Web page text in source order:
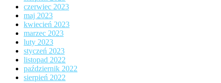
czerwiec 2023
maj 2023
kwiecień 2023
marzec 2023
luty 2023
styczeń 2023
listopad 2022
październik 2022
sierpień 2022